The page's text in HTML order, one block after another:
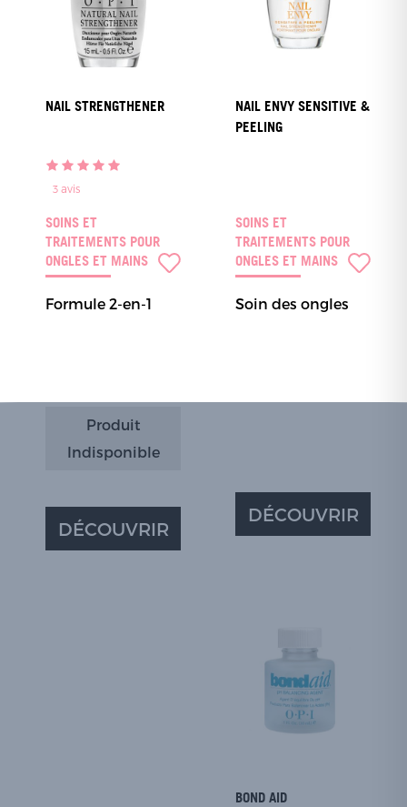
NAIL STRENGTHENER
3 avis
SOINS ET
TRAITEMENTS POUR
ONGLES ET MAINS
Formule 2-en-1
Produit
Indisponible
DÉCOUVRIR
NAIL ENVY SENSITIVE &
PEELING
SOINS ET
TRAITEMENTS POUR
ONGLES ET MAINS
Soin des ongles
DÉCOUVRIR
BOND AID